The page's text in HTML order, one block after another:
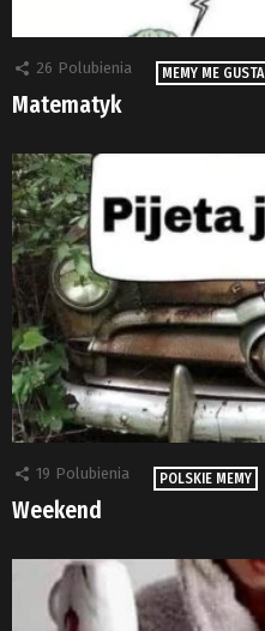
26 Polubienia MEMY ME GUSTA
Matematyk
19 Polubienia POLSKIE MEMY
Weekend